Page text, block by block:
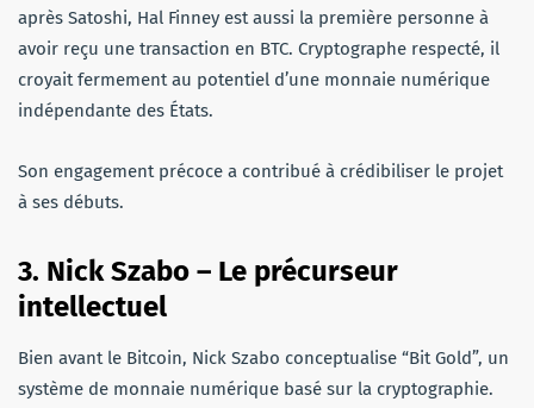
après Satoshi, Hal Finney est aussi la première personne à
avoir reçu une transaction en BTC. Cryptographe respecté, il
croyait fermement au potentiel d’une monnaie numérique
indépendante des États.
Son engagement précoce a contribué à crédibiliser le projet
à ses débuts.
3. Nick Szabo – Le précurseur
intellectuel
Bien avant le Bitcoin, Nick Szabo conceptualise “Bit Gold”, un
système de monnaie numérique basé sur la cryptographie.